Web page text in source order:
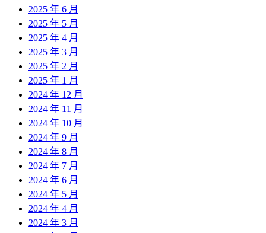
2025 年 6 月
2025 年 5 月
2025 年 4 月
2025 年 3 月
2025 年 2 月
2025 年 1 月
2024 年 12 月
2024 年 11 月
2024 年 10 月
2024 年 9 月
2024 年 8 月
2024 年 7 月
2024 年 6 月
2024 年 5 月
2024 年 4 月
2024 年 3 月